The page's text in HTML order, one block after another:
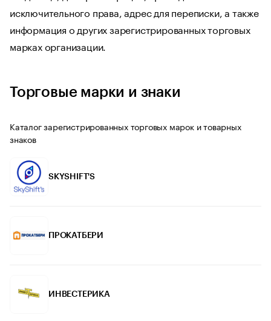
исключительного права, адрес для переписки, а также
информация о других зарегистрированных торговых
марках организации.
Торговые марки и знаки
Каталог зарегистрированных торговых марок и товарных
знаков
SKYSHIFT'S
ПРОКАТБЕРИ
ИНВЕСТЕРИКА